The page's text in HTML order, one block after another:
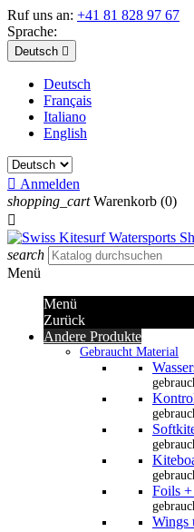
Ruf uns an: +41 81 828 97 67
Sprache:
Deutsch 
Deutsch
Français
Italiano
English
 Anmelden
shopping_cart Warenkorb (0)

search
Menü
Menü
Zurück
Andere Produkte
Gebraucht Material
Foils
Wings